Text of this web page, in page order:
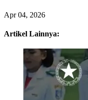
Eko Schoolmedia